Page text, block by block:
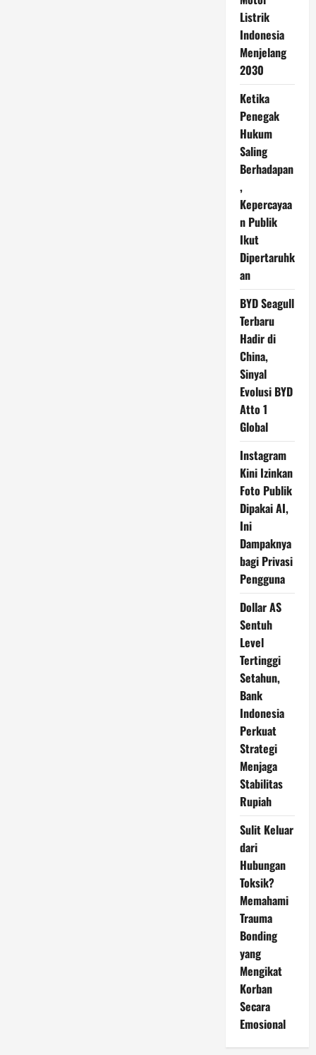
Listrik
Indonesia
Menjelang
2030
Ketika
Penegak
Hukum
Saling
Berhadapan
,
Kepercayaa
n Publik
Ikut
Dipertaruhk
an
BYD Seagull
Terbaru
Hadir di
China,
Sinyal
Evolusi BYD
Atto 1
Global
Instagram
Kini Izinkan
Foto Publik
Dipakai AI,
Ini
Dampaknya
bagi Privasi
Pengguna
Dollar AS
Sentuh
Level
Tertinggi
Setahun,
Bank
Indonesia
Perkuat
Strategi
Menjaga
Stabilitas
Rupiah
Sulit Keluar
dari
Hubungan
Toksik?
Memahami
Trauma
Bonding
yang
Mengikat
Korban
Secara
Emosional